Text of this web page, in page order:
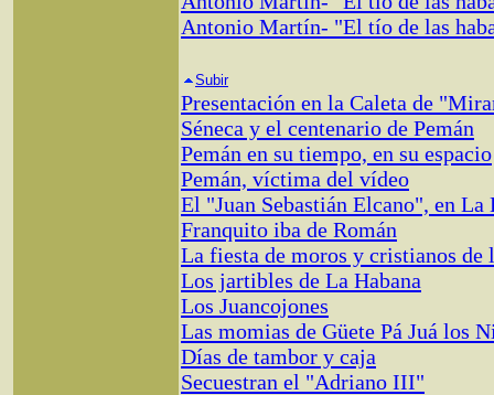
Antonio Martín- "El tío de las
Subir
Presentación en la Caleta de
Séneca y el centenario de Pemán
Pemán en su tiempo, en su espacio
Pemán, víctima del vídeo
El "Juan Sebastián Elcano", en La
Franquito iba de Román
La fiesta de moros y cristianos de
Los jartibles de La Habana
Los Juancojones
Las momias de Güete Pá Juá los
Días de tambor y caja
Secuestran el "Adriano III"